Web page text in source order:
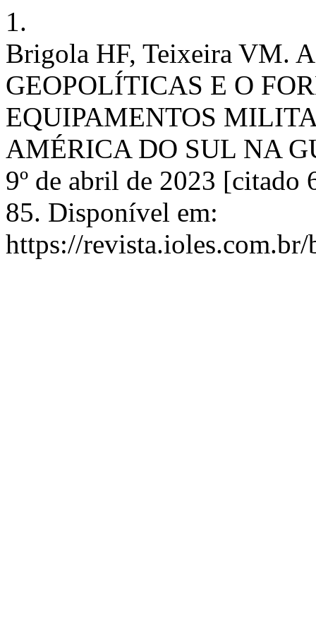
1.
Brigola HF, Teixeira VM.
GEOPOLÍTICAS E O
EQUIPAMENTOS
AMÉRICA DO SUL NA
9º de abril de 2023 [citado
85. Disponível em:
https://